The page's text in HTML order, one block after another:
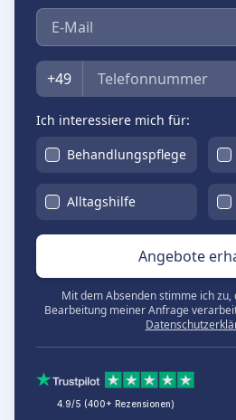
E-Mail
Telefon
+49
Ich interessiere mich für:
Behandlungspflege
Alltagshilfe
Angebote
Mit dem Absenden stimme ich
Bearbeitung meiner Anfrage
4.9/5 (400+ Rezensionen)